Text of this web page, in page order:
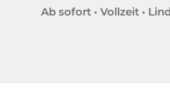
Ab sofort • Vollzeit •